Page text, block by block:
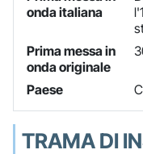
onda italiana
Prima messa in
onda originale
Paese
TRAMA DI